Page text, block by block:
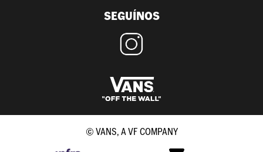
SEGUÍNOS
© VANS, A VF COMPANY